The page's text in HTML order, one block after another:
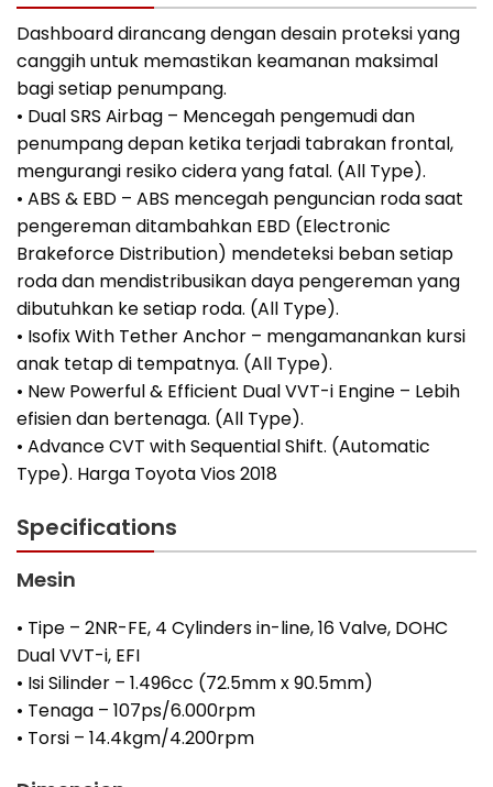
Dashboard dirancang dengan desain proteksi yang
canggih untuk memastikan keamanan maksimal
bagi setiap penumpang.
• Dual SRS Airbag – Mencegah pengemudi dan
penumpang depan ketika terjadi tabrakan frontal,
mengurangi resiko cidera yang fatal. (All Type).
• ABS & EBD – ABS mencegah penguncian roda saat
pengereman ditambahkan EBD (Electronic
Brakeforce Distribution) mendeteksi beban setiap
roda dan mendistribusikan daya pengereman yang
dibutuhkan ke setiap roda. (All Type).
• Isofix With Tether Anchor – mengamanankan kursi
anak tetap di tempatnya. (All Type).
• New Powerful & Efficient Dual VVT-i Engine – Lebih
efisien dan bertenaga. (All Type).
• Advance CVT with Sequential Shift. (Automatic
Type). Harga Toyota Vios 2018
Specifications
Mesin
• Tipe – 2NR-FE, 4 Cylinders in-line, 16 Valve, DOHC
Dual VVT-i, EFI
• Isi Silinder – 1.496cc (72.5mm x 90.5mm)
• Tenaga – 107ps/6.000rpm
• Torsi – 14.4kgm/4.200rpm